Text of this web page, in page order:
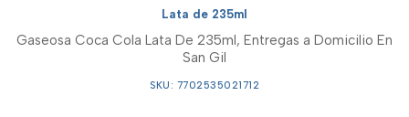
Lata de 235ml
Gaseosa Coca Cola Lata De 235ml, Entregas a Domicilio En
San Gil
SKU: 7702535021712